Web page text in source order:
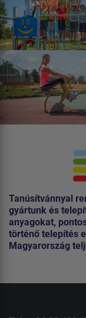
Tanúsítvánnyal
gyártunk és
anyagokat,
történő telepítés
Magyarország